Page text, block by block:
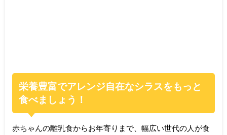
栄養豊富でアレンジ自在なシラスをもっと
食べましょう！
赤ちゃんの離乳食からお年寄りまで、幅広い世代の人が食